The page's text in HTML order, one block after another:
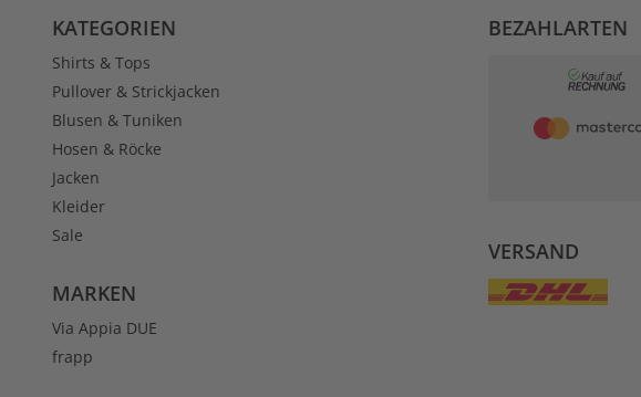
KATEGORIEN
Shirts & Tops
Pullover & Strickjacken
Blusen & Tuniken
Hosen & Röcke
Jacken
Kleider
Sale
MARKEN
Via Appia DUE
frapp
BEZAHLARTEN
VERSAND